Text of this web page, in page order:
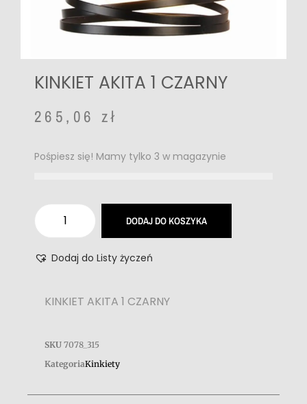
KINKIET AKITA 1 CZARNY
265,06 zł
Pośpiesz się! Mamy tylko 3 w magazynie
DODAJ DO KOSZYKA
Dodaj do Listy życzeń
KINKIET AKITA 1 CZARNY
SKU 7078_315
KategoriaKinkiety